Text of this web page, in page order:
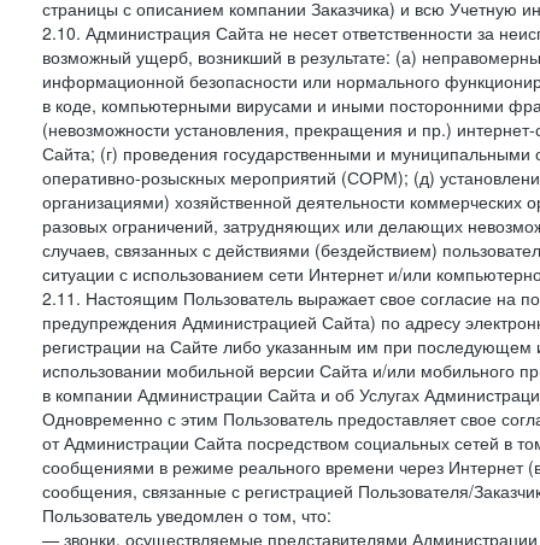
страницы с описанием компании Заказчика) и всю Учетную
2.10. Администрация Сайта не несет ответственности за
возможный ущерб, возникший в результате: (а)
информационной безопасности или нормального
в коде, компьютерными вирусами и иными посторонними
(невозможности установления, прекращения и пр.)
Сайта; (г) проведения государственными и
оперативно-розыскных мероприятий (СОРМ); (д)
организациями) хозяйственной деятельности коммерческих
разовых ограничений, затрудняющих или делающих
случаев, связанных с действиями (бездействием)
ситуации с использованием сети Интернет и/или
2.11. Настоящим Пользователь выражает свое согласие на
предупреждения Администрацией Сайта) по адресу
регистрации на Сайте либо указанным им при
использовании мобильной версии Сайта и/или мобильного
в компании Администрации Сайта и об Услугах
Одновременно с этим Пользователь предоставляет свое
от Администрации Сайта посредством социальных сетей в
сообщениями в режиме реального времени через Интернет
сообщения, связанные с регистрацией Пользователя/
Пользователь уведомлен о том, что:
— звонки, осуществляемые представителями